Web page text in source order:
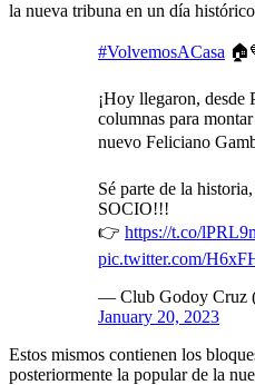
la nueva tribuna en un día
#VolvemosACasa
¡Hoy llegaron, desde
columnas para
nuevo Feliciano
Sé parte de la
SOCIO!!!
👉 https://t.co/
pic.twitter.com/
— Club Godoy Cruz
January 20, 2023
Estos mismos contienen los
posteriormente la popular de la